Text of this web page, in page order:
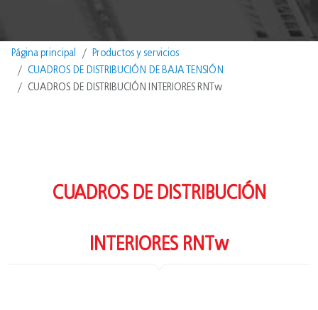
Página principal
Productos y servicios
CUADROS DE DISTRIBUCIÓN DE BAJA TENSIÓN
CUADROS DE DISTRIBUCIÓN INTERIORES RNTw
CUADROS DE DISTRIBUCIÓN
INTERIORES RNTw